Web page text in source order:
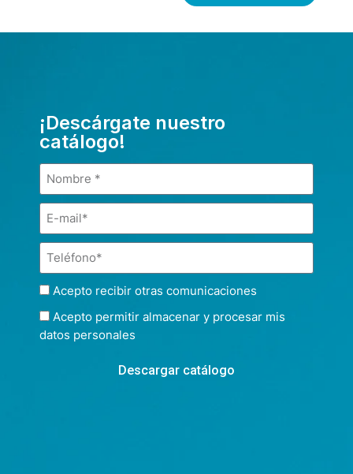
¡Descárgate nuestro
catálogo!
Acepto recibir otras comunicaciones
Acepto permitir almacenar y procesar mis
datos personales
Descargar catálogo